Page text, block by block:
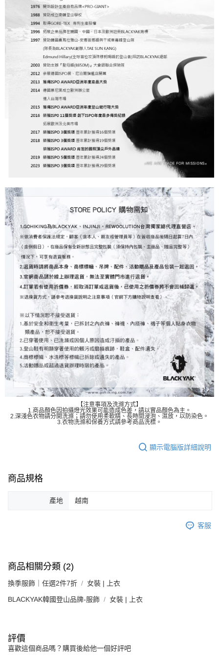
【注意事項及洗滌方式】
1.商品顏色因拍攝燈光效果可能造成色差，請以實品顏色為主。
2.深淺色衣物請分開洗滌；請勿使用柔軟精、長時間浸泡、濕放，以防染色。
3.衣物洗滌和保養方式請參考商品洗標。
顯示電腦版詳細說明
商品規格
產地 越南
客服
商品相關分類 (2)
換季服飾｜任選2件7折 女裝 | 上衣
BLACKYAK韓國登山品牌-服飾 女裝 | 上衣
評價
喜歡這個商品嗎？購買後給他一個好評吧